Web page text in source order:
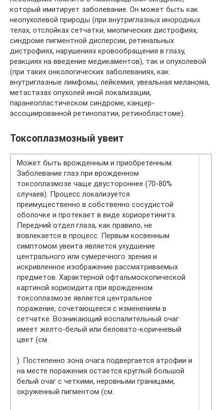
который имитирует заболевание. Он может быть как
неопухолевой природы (при внутриглазных инородных
телах, отслойках сетчатки, миопических дистрофиях,
синдроме пигментной дисперсии, ретинальных
дистрофиях, нарушениях кровообращения в глазу,
реакциях на введение медикаментов), так и опухолевой
(при таких онкологических заболеваниях, как
внутриглазные лимфомы, лейкемия, увеальная меланома,
метастазах опухолей иной локализации,
паранеопластическом синдроме, канцер-
ассоциированной ретинопатии, ретинобластоме).
Токсоплазмозный увеит
Может быть врожденным и приобретенным.
Заболевание глаз при врожденном
токсоплазмозе чаще двустороннее (70-80%
случаев). Процесс локализуется
преимущественно в собственно сосудистой
оболочке и протекает в виде хориоретинита.
Передний отдел глаза, как правило, не
вовлекается в процесс. Первым косвенным
симптомом увеита является ухудшение
центрального или сумеречного зрения и
искривленное изображение рассматриваемых
предметов. Характерной офтальмоскопической
картиной хориоидита при врожденном
токсоплазмозе является центральное
поражение, сочетающееся с изменением в
сетчатке. Возникающий воспалительный очаг
имеет желто-белый или беловато-коричневый
цвет (см.
). Постепенно зона очага подвергается атрофии и
на месте поражения остается круглый большой
белый очаг с четкими, неровными границами,
окруженный пигментом (см.